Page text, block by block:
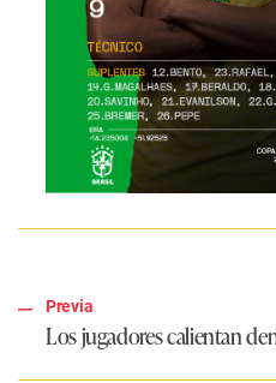
Previa
Los jugadores calientan